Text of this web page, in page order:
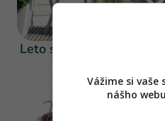
Leto s kvetinami si
Vážime si vaše
nášho